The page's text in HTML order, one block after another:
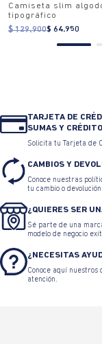
Camiseta slim
tipográfico
$ 129.900$ 64.950
TARJETA DE
SUMAS Y
Solicita tu Tarjeta de
CAMBIOS Y
Conoce nuestras
tu cambio o devolución.
¿QUIERES SER
Sé parte de una
modelo de negocio
¿NECESITAS
Conoce aquí nuestros
atención.